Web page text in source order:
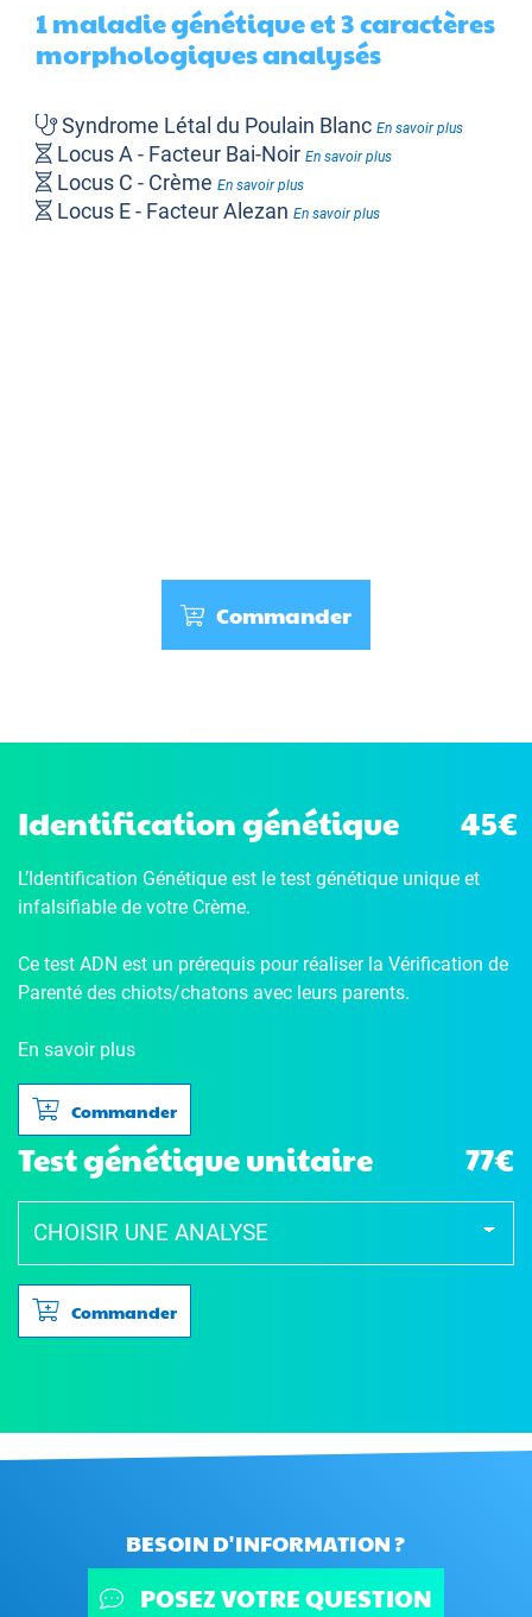
1 maladie génétique et 3 caractères
morphologiques analysés
Syndrome Létal du Poulain Blanc En savoir plus
Locus A - Facteur Bai-Noir En savoir plus
Locus C - Crème En savoir plus
Locus E - Facteur Alezan En savoir plus
Commander
Identification génétique 45€
L’Identification Génétique est le test génétique unique et
infalsifiable de votre Crème.
Ce test ADN est un prérequis pour réaliser la Vérification de
Parenté des chiots/chatons avec leurs parents.
En savoir plus
Commander
Test génétique unitaire 77€
Commander
BESOIN D'INFORMATION ?
POSEZ VOTRE QUESTION